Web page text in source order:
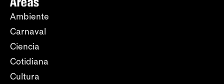
Ambiente
Carnaval
Ciencia
Cotidiana
Cultura